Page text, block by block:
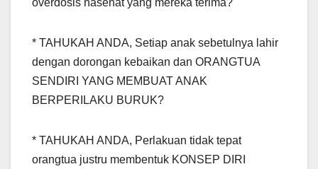
overdosis nasehat yang mereka terima?
* TAHUKAH ANDA, Setiap anak sebetulnya lahir
dengan dorongan kebaikan dan ORANGTUA
SENDIRI YANG MEMBUAT ANAK
BERPERILAKU BURUK?
* TAHUKAH ANDA, Perlakuan tidak tepat
orangtua justru membentuk KONSEP DIRI